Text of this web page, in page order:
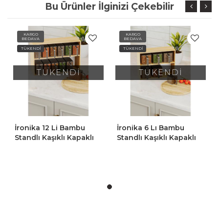
Bu Ürünler İlginizi Çekebilir
BEDAVA
TÜKENDİ
TÜKENDİ
İronika 6 Lı Bambu
Standlı Kaşıklı Kapaklı
BEDAVA
TÜKENDİ
TÜKENDİ
İronika 12 Li Bambu
Standlı Kaşıklı Kapaklı